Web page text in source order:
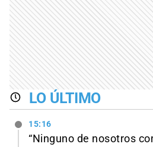
LO ÚLTIMO
15:16
“Ninguno de nosotros